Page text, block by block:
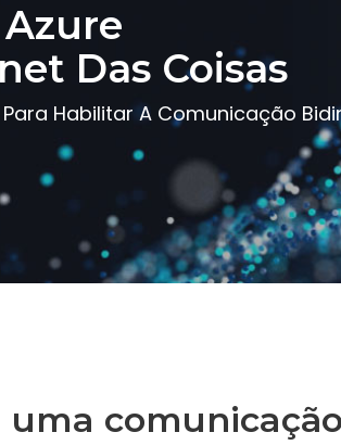
Das Coisas
Habilitar A Comunicação
uma comunicação